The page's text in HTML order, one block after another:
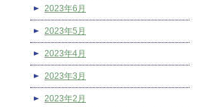
2023年6月
2023年5月
2023年4月
2023年3月
2023年2月